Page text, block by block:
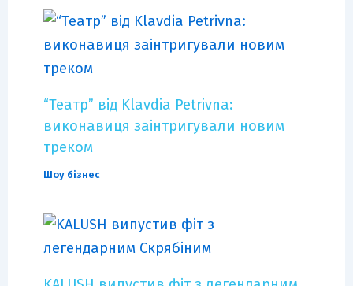
“Театр” від Klavdia Petrivna:
виконавиця заінтригували новим
треком
Шоу бізнес